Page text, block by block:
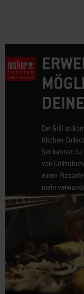
Der Grill ist
Kitchen
Set kannst du
von
einen
mehr